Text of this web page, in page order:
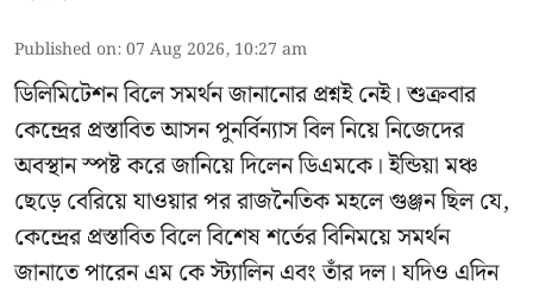
Published on:07 Aug 2026, 10:27 am
ডিলিমিটেশন বিলে সমর্থন জানানোর প্রশ্নই নেই। শুক্রবার
কেন্দ্রের প্রস্তাবিত আসন পুনর্বিন্যাস বিল নিয়ে নিজেদের
অবস্থান স্পষ্ট করে জানিয়ে দিলেন ডিএমকে। ইন্ডিয়া মঞ্চ
ছেড়ে বেরিয়ে যাওয়ার পর রাজনৈতিক মহলে গুঞ্জন ছিল যে,
কেন্দ্রের প্রস্তাবিত বিলে বিশেষ শর্তের বিনিময়ে সমর্থন
জানাতে পারেন এম কে স্ট্যালিন এবং তাঁর দল। যদিও এদিন